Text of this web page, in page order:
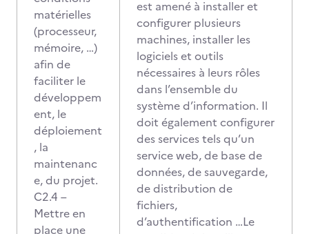
matérielles
(processeur,
mémoire, …)
afin de
faciliter le
développem
ent, le
déploiement
, la
maintenanc
e, du projet.
C2.4 –
Mettre en
place une
est amené à installer et
configurer plusieurs
machines, installer les
logiciels et outils
nécessaires à leurs rôles
dans l’ensemble du
système d’information. Il
doit également configurer
des services tels qu’un
service web, de base de
données, de sauvegarde,
de distribution de
fichiers,
d’authentification …Le